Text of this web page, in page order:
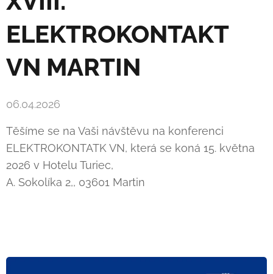
ELEKTROKONTAKT
VN MARTIN
06.04.2026
Těšíme se na Vaši návštěvu na konferenci
ELEKTROKONTATK VN, která se koná 15. května
2026 v Hotelu Turiec,
A. Sokolíka 2,, 03601 Martin